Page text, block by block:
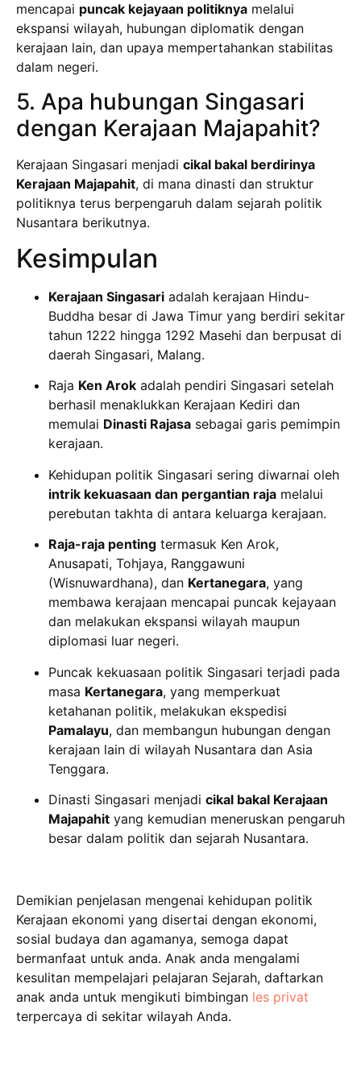
mencapai puncak kejayaan politiknya melalui
ekspansi wilayah, hubungan diplomatik dengan
kerajaan lain, dan upaya mempertahankan stabilitas
dalam negeri.
5. Apa hubungan Singasari
dengan Kerajaan Majapahit?
Kerajaan Singasari menjadi cikal bakal berdirinya
Kerajaan Majapahit, di mana dinasti dan struktur
politiknya terus berpengaruh dalam sejarah politik
Nusantara berikutnya.
Kesimpulan
Kerajaan Singasari adalah kerajaan Hindu-
Buddha besar di Jawa Timur yang berdiri sekitar
tahun 1222 hingga 1292 Masehi dan berpusat di
daerah Singasari, Malang.
Raja Ken Arok adalah pendiri Singasari setelah
berhasil menaklukkan Kerajaan Kediri dan
memulai Dinasti Rajasa sebagai garis pemimpin
kerajaan.
Kehidupan politik Singasari sering diwarnai oleh
intrik kekuasaan dan pergantian raja melalui
perebutan takhta di antara keluarga kerajaan.
Raja-raja penting termasuk Ken Arok,
Anusapati, Tohjaya, Ranggawuni
(Wisnuwardhana), dan Kertanegara, yang
membawa kerajaan mencapai puncak kejayaan
dan melakukan ekspansi wilayah maupun
diplomasi luar negeri.
Puncak kekuasaan politik Singasari terjadi pada
masa Kertanegara, yang memperkuat
ketahanan politik, melakukan ekspedisi
Pamalayu, dan membangun hubungan dengan
kerajaan lain di wilayah Nusantara dan Asia
Tenggara.
Dinasti Singasari menjadi cikal bakal Kerajaan
Majapahit yang kemudian meneruskan pengaruh
besar dalam politik dan sejarah Nusantara.
Demikian penjelasan mengenai kehidupan politik
Kerajaan ekonomi yang disertai dengan ekonomi,
sosial budaya dan agamanya, semoga dapat
bermanfaat untuk anda. Anak anda mengalami
kesulitan mempelajari pelajaran Sejarah, daftarkan
anak anda untuk mengikuti bimbingan les privat
terpercaya di sekitar wilayah Anda.